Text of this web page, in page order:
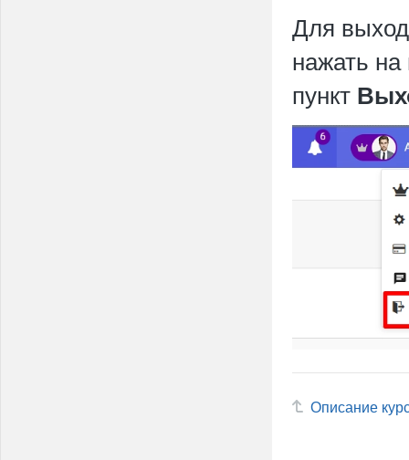
Для
нажать
пункт
Описание